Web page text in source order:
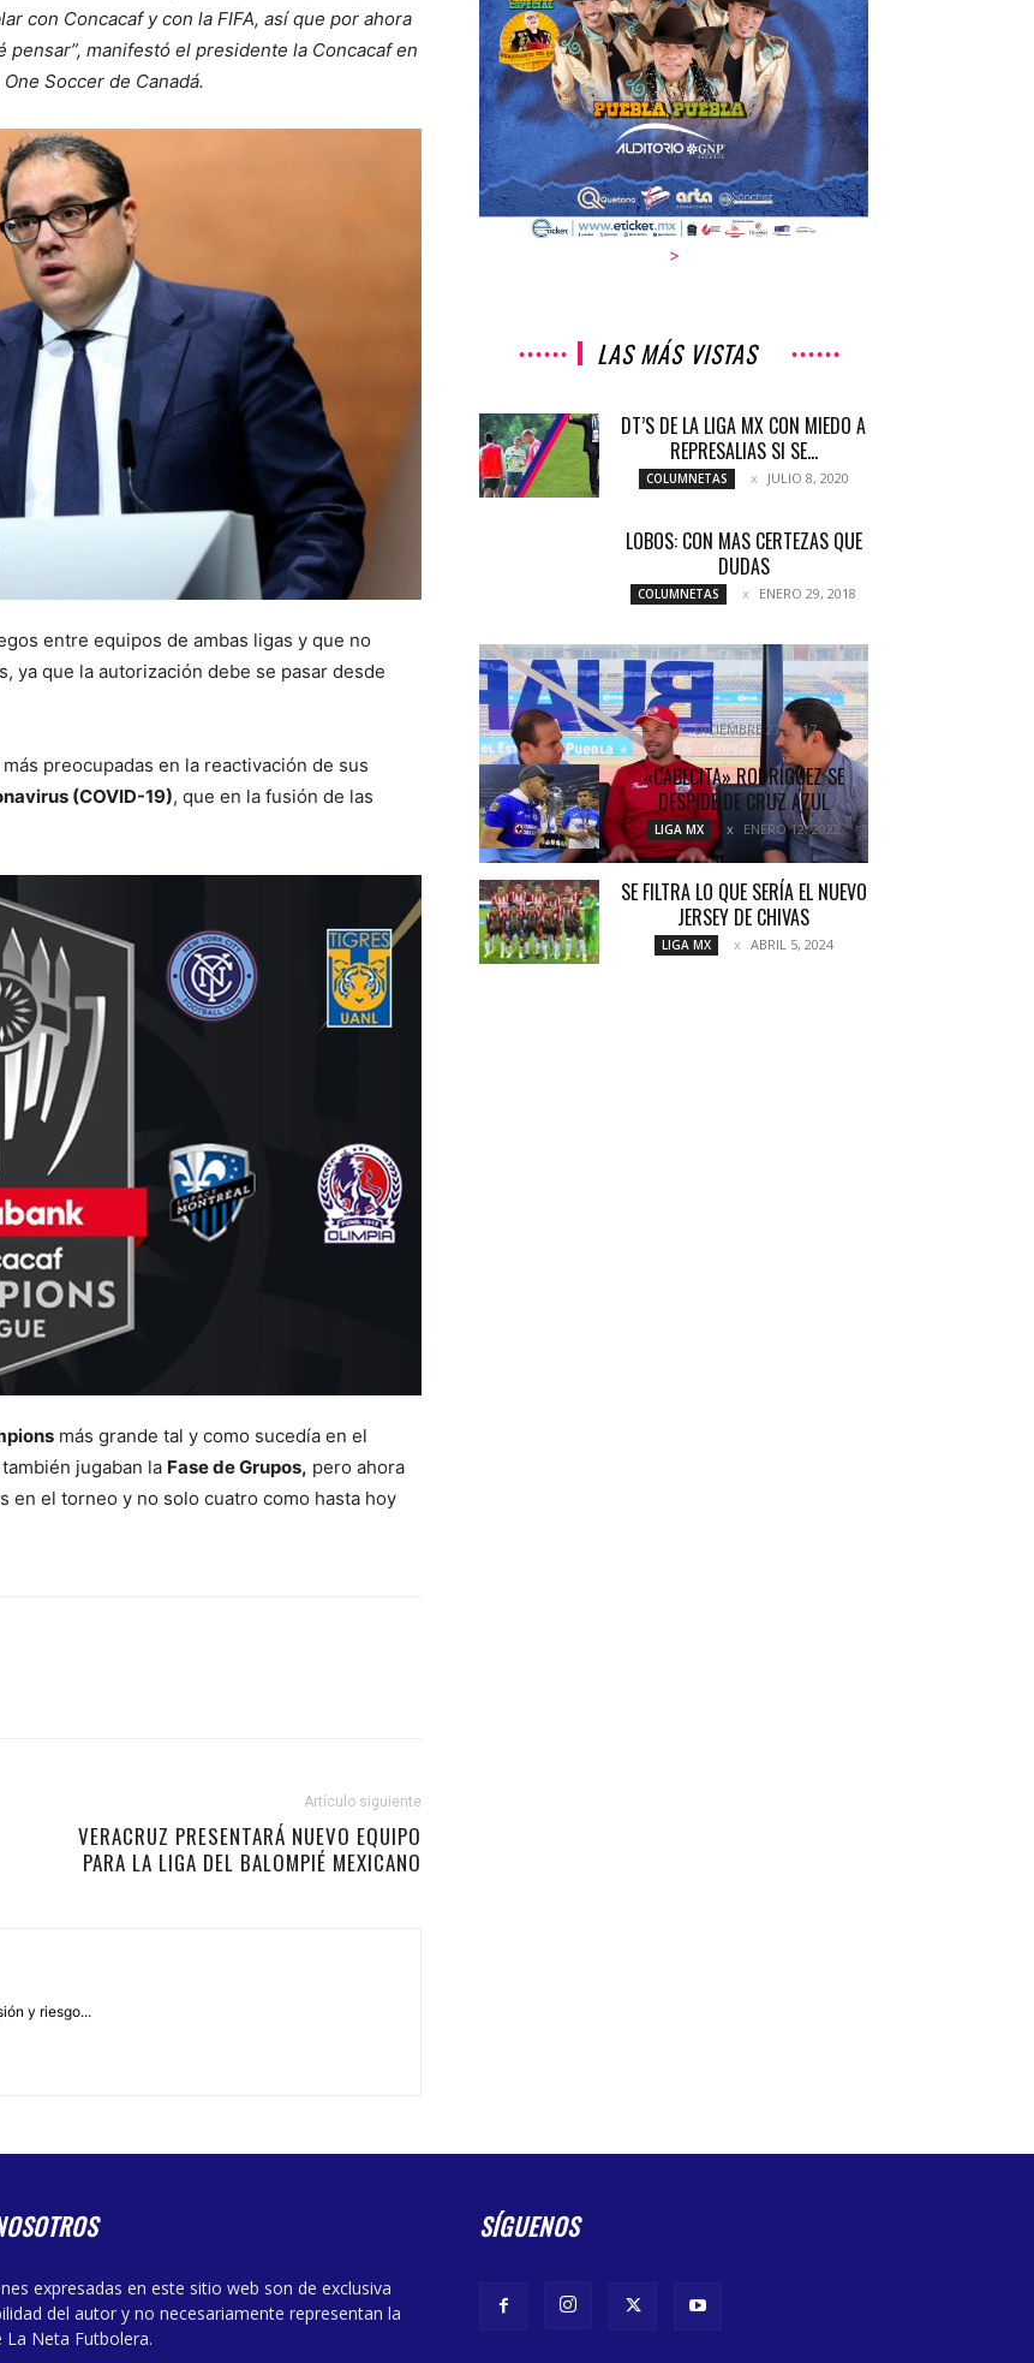
con Concacaf y con la FIFA, así que por ahora
manifestó el presidente la Concacaf en
Soccer de Canadá.
entre equipos de ambas ligas y que no
ya que la autorización debe se pasar desde
preocupadas en la reactivación de sus
(COVID-19), que en la fusión de las
más grande tal y como sucedía en el
también jugaban la Fase de Grupos, pero ahora
en el torneo y no solo cuatro como hasta hoy
Artículo siguiente
VERACRUZ PRESENTARÁ NUEVO EQUIPO
PARA LA LIGA DEL BALOMPIÉ MEXICANO
y riesgo...
>
LAS MÁS VISTAS
DT’S DE LA LIGA MX CON MIEDO A
REPRESALIAS SI SE...
COLUMNETAS JULIO 8, 2020
LOBOS: CON MAS CERTEZAS QUE
DUDAS
COLUMNETAS ENERO 29, 2018
EN RITMO LOBOS BUAP PARA EL
CLAUSURA 2018
COLUMNETAS
DICIEMBRE 27, 2017
«CABECITA» RODRÍGUEZ SE
DESPIDE DE CRUZ AZUL
LIGA MX ENERO 12, 2022
SE FILTRA LO QUE SERÍA EL NUEVO
JERSEY DE CHIVAS
LIGA MX ABRIL 5, 2024
expresadas en este sitio web son de exclusiva
del autor y no necesariamente representan la
La Neta Futbolera.
SÍGUENOS